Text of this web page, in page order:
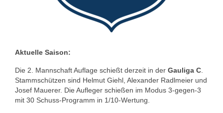
Sektionswanderpokale
Aktuelle Saison:
Die 2. Mannschaft Auflage schießt derzeit in der Gauliga C.
Stammschützen sind Helmut Giehl, Alexander Radlmeier und
Josef Mauerer. Die Aufleger schießen im Modus 3-gegen-3
mit 30 Schuss-Programm in 1/10-Wertung.